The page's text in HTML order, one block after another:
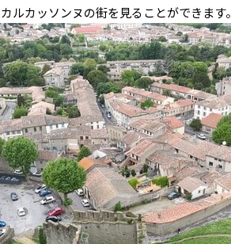
ルカッソンヌの街を見ることができます。